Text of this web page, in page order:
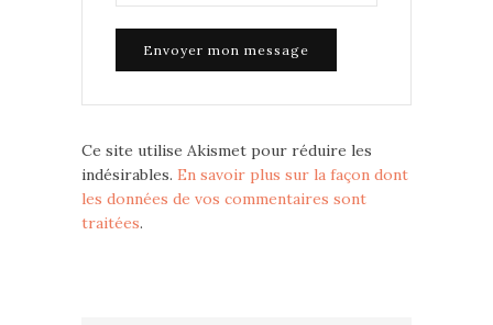
Ce site utilise Akismet pour réduire les
indésirables. En savoir plus sur la façon dont
les données de vos commentaires sont
traitées.